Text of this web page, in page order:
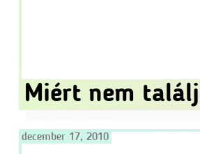
Miért nem
december 17, 2010